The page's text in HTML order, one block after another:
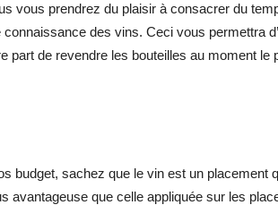
vous prendrez du plaisir à consacrer du
connaissance des vins. Ceci vous permettra
part de revendre les bouteilles au moment
budget, sachez que le vin est un placement
avantageuse que celle appliquée sur les